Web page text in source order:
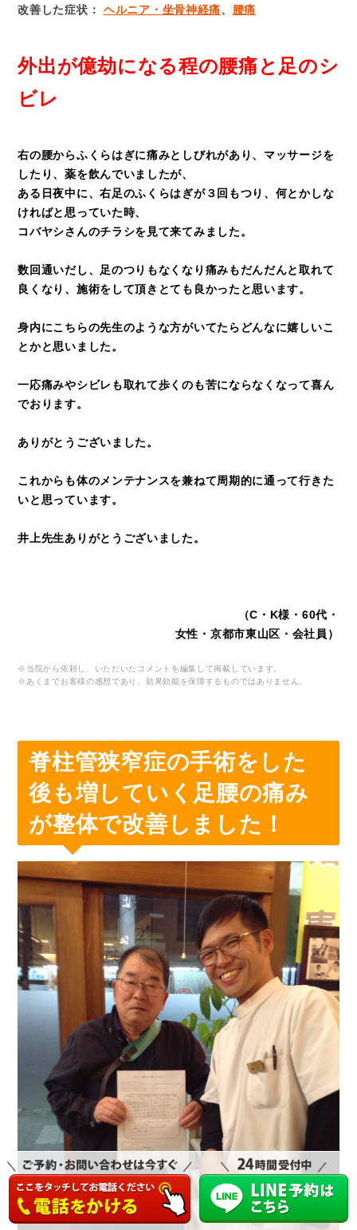
改善した症状： ヘルニア・坐骨神経痛、 腰痛
外出が億劫になる程の腰痛と足のシ
ビレ
右の腰からふくらはぎに痛みとしびれがあり、マッサージを
したり、薬を飲んでいましたが、
ある日夜中に、右足のふくらはぎが３回もつり、何とかしな
ければと思っていた時、
コバヤシさんのチラシを見て来てみました。
数回通いだし、足のつりもなくなり痛みもだんだんと取れて
良くなり、施術をして頂きとても良かったと思います。
身内にこちらの先生のような方がいてたらどんなに嬉しいこ
とかと思いました。
一応痛みやシビレも取れて歩くのも苦にならなくなって喜ん
でおります。
ありがとうございました。
これからも体のメンテナンスを兼ねて周期的に通って行きた
いと思っています。
井上先生ありがとうございました。
（C・K様・60代・
女性・京都市東山区・会社員）
※当院から依頼し、いただいたコメントを編集して掲載しています。
※あくまでお客様の感想であり、効果効能を保障するものではありません。
脊柱管狭窄症の手術をした
後も増していく足腰の痛み
が整体で改善しました！